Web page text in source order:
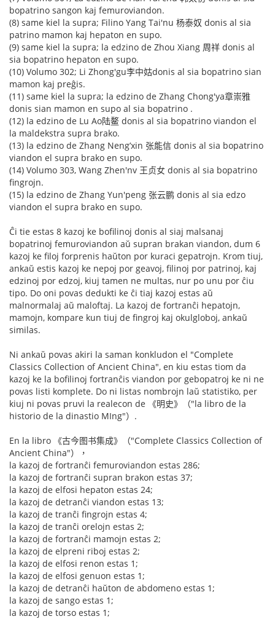
bopatrino sangon kaj femuroviandon.
(8) same kiel la supra; Filino Yang Tai'nu 杨泰奴 donis al sia
patrino mamon kaj hepaton en supo.
(9) same kiel la supra; la edzino de Zhou Xiang 周祥 donis al
sia bopatrino hepaton en supo.
(10) Volumo 302; Li Zhong'gu李中姑donis al sia bopatrino sian
mamon kaj preĝis.
(11) same kiel la supra; la edzino de Zhang Chong'ya章崇雅
donis sian mamon en supo al sia bopatrino .
(12) la edzino de Lu Ao陆鳌 donis al sia bopatrino viandon el
la maldekstra supra brako.
(13) la edzino de Zhang Neng’xin 张能信 donis al sia bopatrino
viandon el supra brako en supo.
(14) Volumo 303, Wang Zhen'nv 王贞女 donis al sia bopatrino
fingrojn.
(15) la edzino de Zhang Yun'peng 张云鹏 donis al sia edzo
viandon el supra brako en supo.
Ĉi tie estas 8 kazoj ke bofilinoj donis al siaj malsanaj
bopatrinoj femuroviandon aŭ supran brakan viandon, dum 6
kazoj ke filoj forprenis haŭton por kuraci gepatrojn. Krom tiuj,
ankaŭ estis kazoj ke nepoj por geavoj, filinoj por patrinoj, kaj
edzinoj por edzoj, kiuj tamen ne multas, nur po unu por ĉiu
tipo. Do oni povas dedukti ke ĉi tiaj kazoj estas aŭ
malnormalaj aŭ maloftaj. La kazoj de fortranĉi hepatojn,
mamojn, kompare kun tiuj de fingroj kaj okulgloboj, ankaŭ
similas.
Ni ankaŭ povas akiri la saman konkludon el "Complete
Classics Collection of Ancient China", en kiu estas tiom da
kazoj ke la bofilinoj fortranĉis viandon por gebopatroj ke ni ne
povas listi komplete. Do ni listas nombrojn laŭ statistiko, per
kiuj ni povas pruvi la realecon de 《明史》（"la libro de la
historio de la dinastio MIng"）.
En la libro 《古今图书集成》（"Complete Classics Collection of
Ancient China"），
la kazoj de fortranĉi femuroviandon estas 286;
la kazoj de fortranĉi supran brakon estas 37;
la kazoj de elfosi hepaton estas 24;
la kazoj de detranĉi viandon estas 13;
la kazoj de tranĉi fingrojn estas 4;
la kazoj de tranĉi orelojn estas 2;
la kazoj de fortranĉi mamojn estas 2;
la kazoj de elpreni riboj estas 2;
la kazoj de elfosi renon estas 1;
la kazoj de elfosi genuon estas 1;
la kazoj de detranĉi haŭton de abdomeno estas 1;
la kazoj de sango estas 1;
la kazoj de torso estas 1;